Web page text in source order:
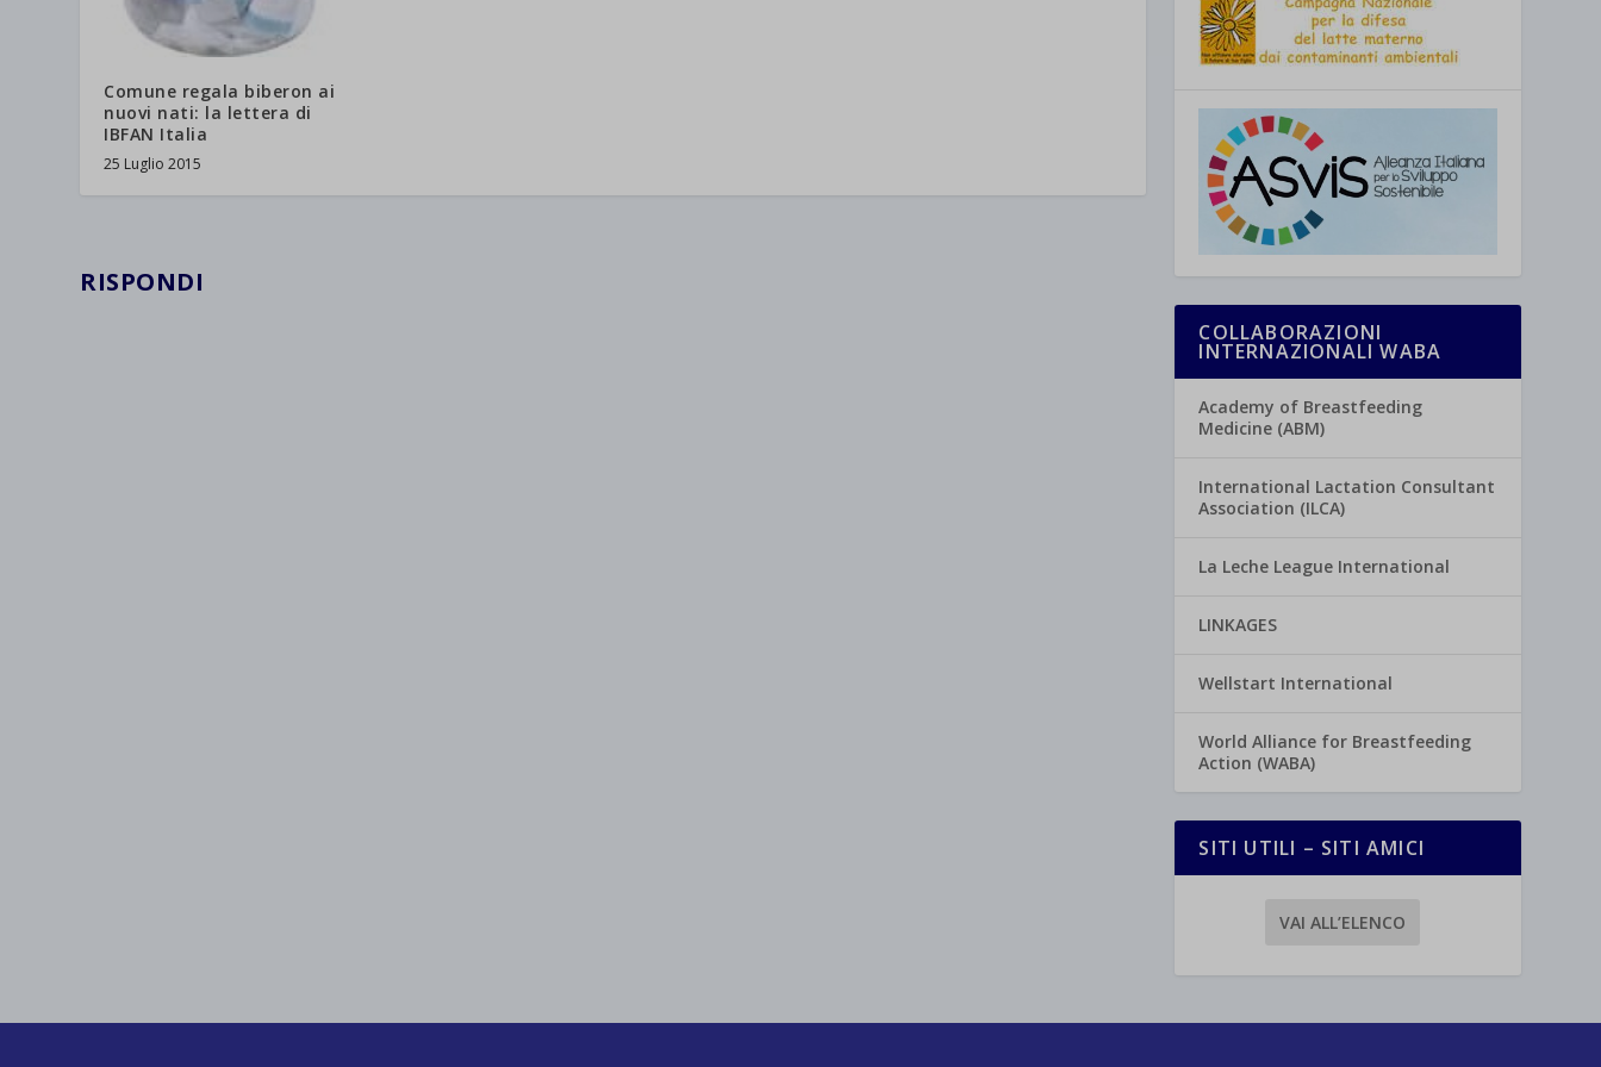
Comune regala biberon ai
nuovi nati: la lettera di
IBFAN Italia
25 Luglio 2015
RISPONDI
COLLABORAZIONI
INTERNAZIONALI WABA
Academy of Breastfeeding
Medicine (ABM)
International Lactation Consultant
Association (ILCA)
La Leche League International
LINKAGES
Wellstart International
World Alliance for Breastfeeding
Action (WABA)
SITI UTILI – SITI AMICI
VAI ALL’ELENCO